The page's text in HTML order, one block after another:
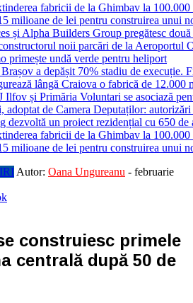
fabricii de la Ghimbav la 100.000
milioane de lei pentru construirea unui
și Alpha Builders Group pregătesc
noii parcări de la Aeroportul
primește undă verde pentru heliport
a depășit 70% stadiu de execuție.
lângă Craiova o fabrică de 12.000
și Primăria Voluntari se asociază
adoptat de Camera Deputaților:
un proiect rezidențial cu 650 de
fabricii de la Ghimbav la 100.000
milioane de lei pentru construirea unui
Autor: Oana Ungureanu - februarie
construiesc primele
centrală după 50 de